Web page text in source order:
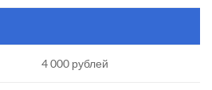
4 000 рублей